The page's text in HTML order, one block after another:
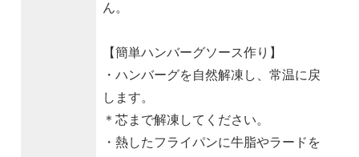
ん。
【簡単ハンバーグソース作り】
・ハンバーグを自然解凍し、常温に戻
します。
＊芯まで解凍してください。
・熱したフライパンに牛脂やラードを